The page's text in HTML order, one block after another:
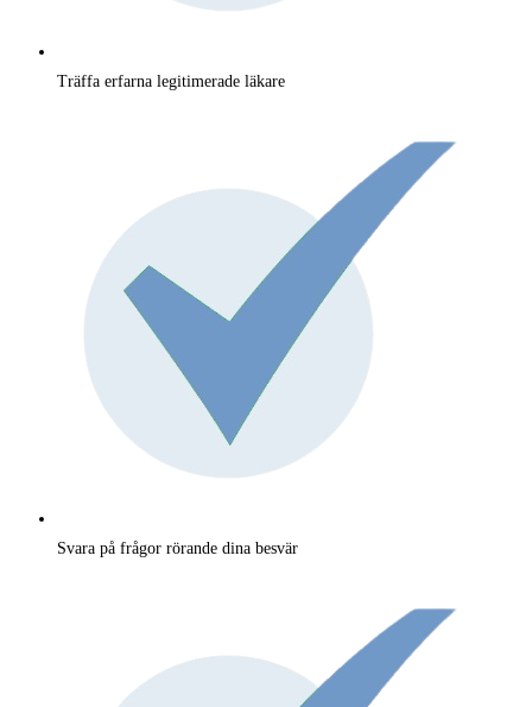
Träffa erfarna legitimerade läkare
Svara på frågor rörande dina besvär